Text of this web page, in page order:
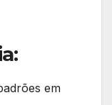
em